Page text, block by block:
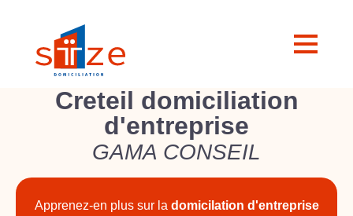
Creteil domiciliation
d'entreprise
GAMA CONSEIL
Apprenez-en plus sur la domicilation d'entreprise